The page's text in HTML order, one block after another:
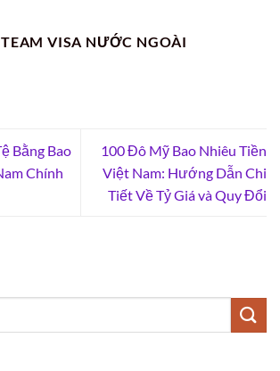
TEAM VISA NƯỚC NGOÀI
Bằng Bao
Chính
100 Đô Mỹ Bao Nhiêu Tiền
Việt Nam: Hướng Dẫn Chi
Tiết Về Tỷ Giá và Quy Đổi